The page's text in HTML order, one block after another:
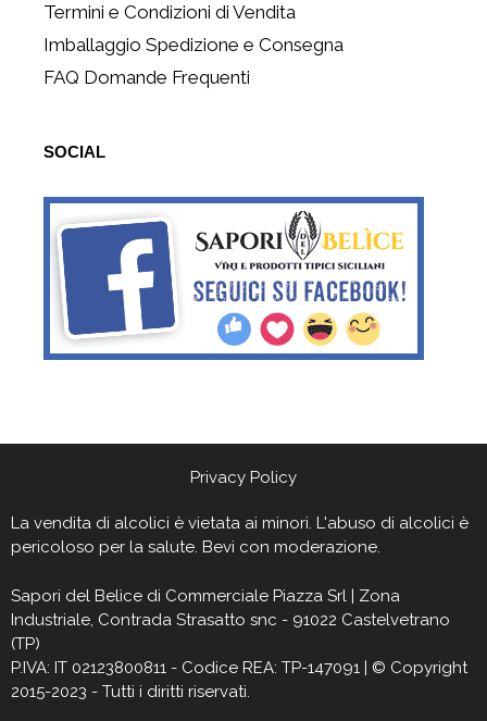
Termini e Condizioni di Vendita
Imballaggio Spedizione e Consegna
FAQ Domande Frequenti
SOCIAL
Privacy Policy
La vendita di alcolici è vietata ai minori. L'abuso di alcolici è
pericoloso per la salute. Bevi con moderazione.
Sapori del Belìce di Commerciale Piazza Srl | Zona
Industriale, Contrada Strasatto snc - 91022 Castelvetrano
(TP)
P.IVA: IT 02123800811 - Codice REA: TP-147091 | © Copyright
2015-2023 - Tutti i diritti riservati.